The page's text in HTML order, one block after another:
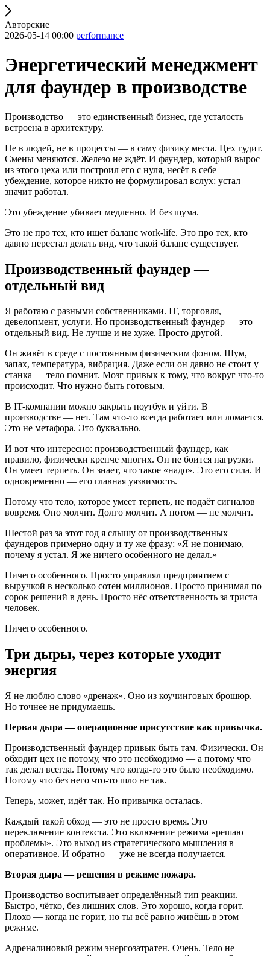
Авторские
2026-05-14 00:00 performance
Энергетический менеджмент
для фаундер в производстве
Производство — это единственный бизнес, где усталость
встроена в архитектуру.
Не в людей, не в процессы — в саму физику места. Цех гудит.
Смены меняются. Железо не ждёт. И фаундер, который вырос
из этого цеха или построил его с нуля, несёт в себе
убеждение, которое никто не формулировал вслух: устал —
значит работал.
Это убеждение убивает медленно. И без шума.
Это не про тех, кто ищет баланс work-life. Это про тех, кто
давно перестал делать вид, что такой баланс существует.
Производственный фаундер —
отдельный вид
Я работаю с разными собственниками. IT, торговля,
девелопмент, услуги. Но производственный фаундер — это
отдельный вид. Не лучше и не хуже. Просто другой.
Он живёт в среде с постоянным физическим фоном. Шум,
запах, температура, вибрация. Даже если он давно не стоит у
станка — тело помнит. Мозг привык к тому, что вокруг что-то
происходит. Что нужно быть готовым.
В IT-компании можно закрыть ноутбук и уйти. В
производстве — нет. Там что-то всегда работает или ломается.
Это не метафора. Это буквально.
И вот что интересно: производственный фаундер, как
правило, физически крепче многих. Он не боится нагрузки.
Он умеет терпеть. Он знает, что такое «надо». Это его сила. И
одновременно — его главная уязвимость.
Потому что тело, которое умеет терпеть, не подаёт сигналов
вовремя. Оно молчит. Долго молчит. А потом — не молчит.
Шестой раз за этот год я слышу от производственных
фаундеров примерно одну и ту же фразу: «Я не понимаю,
почему я устал. Я же ничего особенного не делал.»
Ничего особенного. Просто управлял предприятием с
выручкой в несколько сотен миллионов. Просто принимал по
сорок решений в день. Просто нёс ответственность за триста
человек.
Ничего особенного.
Три дыры, через которые уходит
энергия
Я не люблю слово «дренаж». Оно из коучинговых брошюр.
Но точнее не придумаешь.
Первая дыра — операционное присутствие как привычка.
Производственный фаундер привык быть там. Физически. Он
обходит цех не потому, что это необходимо — а потому что
так делал всегда. Потому что когда-то это было необходимо.
Потому что без него что-то шло не так.
Теперь, может, идёт так. Но привычка осталась.
Каждый такой обход — это не просто время. Это
переключение контекста. Это включение режима «решаю
проблемы». Это выход из стратегического мышления в
оперативное. И обратно — уже не всегда получается.
Вторая дыра — решения в режиме пожара.
Производство воспитывает определённый тип реакции.
Быстро, чётко, без лишних слов. Это хорошо, когда горит.
Плохо — когда не горит, но ты всё равно живёшь в этом
режиме.
Адреналиновый режим энергозатратен. Очень. Тело не